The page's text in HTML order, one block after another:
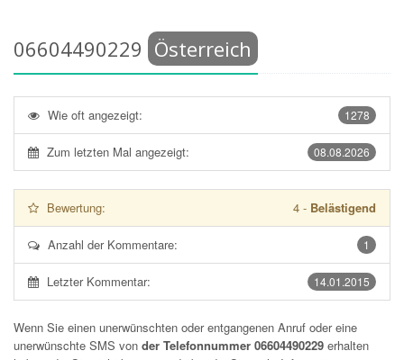
06604490229 Österreich
1278
Wie oft angezeigt:
08.08.2026
Zum letzten Mal angezeigt:
Bewertung: 4 - Belästigend
1
Anzahl der Kommentare:
14.01.2015
Letzter Kommentar:
Wenn Sie einen unerwünschten oder entgangenen Anruf oder eine
unerwünschte SMS von der Telefonnummer 06604490229 erhalten